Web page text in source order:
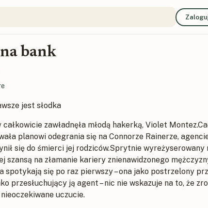
bank
jest słodka
zawładnęła młodą hakerką, Violet
planowi odegrania się na Connorze Rainerze,
się do śmierci jej rodziców.Sprytnie wyreżyserowany
szansą na złamanie kariery znienawidzonego
spotykają się po raz pierwszy – ona jako postrzelony
przesłuchujący ją agent – nic nie wskazuje na to, że
uczucie.